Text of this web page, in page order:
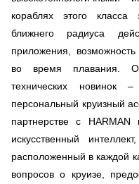
кораблях этого класса
ближнего радиуса
приложения, возможность
во время плавания.
технических новинок
персональный круизный
партнерстве с
искусственный
расположенный в каждой
вопросов о круизе,